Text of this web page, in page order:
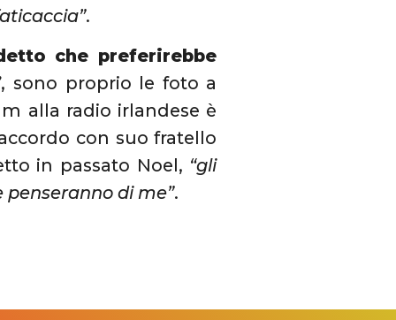
.
che preferirebbe
, sono proprio le foto a
alla radio irlandese è
con suo fratello
in passato Noel, “gli
di me”.